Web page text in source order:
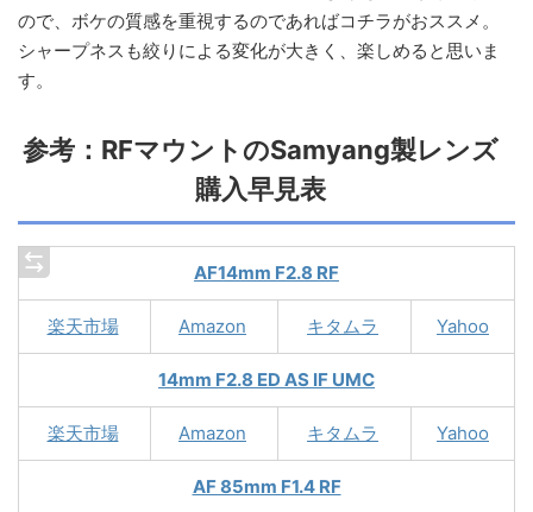
ので、ボケの質感を重視するのであればコチラがおススメ。
シャープネスも絞りによる変化が大きく、楽しめると思いま
す。
参考：RFマウントのSamyang製レンズ
購入早見表
AF14mm F2.8 RF
楽天市場 Amazon キタムラ Yahoo
14mm F2.8 ED AS IF UMC
楽天市場 Amazon キタムラ Yahoo
AF 85mm F1.4 RF